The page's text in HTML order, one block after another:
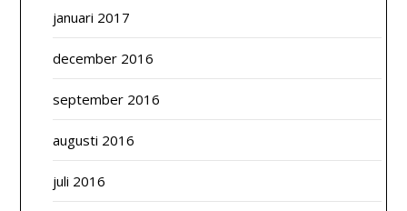
januari 2017
december 2016
september 2016
augusti 2016
juli 2016